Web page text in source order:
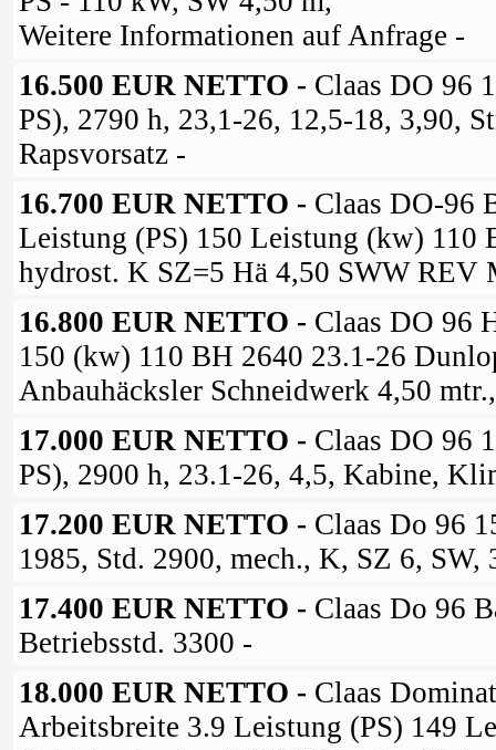
Weitere Informationen auf Anfrage -
16.500 EUR NETTO - Claas DO 96
PS), 2790 h, 23,1-26, 12,5-18, 3,90,
Rapsvorsatz -
16.700 EUR NETTO - Claas DO-96
Leistung (PS) 150 Leistung (kw) 110
hydrost. K SZ=5 Hä 4,50 SWW REV
16.800 EUR NETTO - Claas DO 96
150 (kw) 110 BH 2640 23.1-26
Anbauhäcksler Schneidwerk 4,50
17.000 EUR NETTO - Claas DO 96
PS), 2900 h, 23.1-26, 4,5, Kabine,
17.200 EUR NETTO - Claas Do 96
1985, Std. 2900, mech., K, SZ 6, SW,
17.400 EUR NETTO - Claas Do 96
Betriebsstd. 3300 -
18.000 EUR NETTO - Claas
Arbeitsbreite 3.9 Leistung (PS) 149